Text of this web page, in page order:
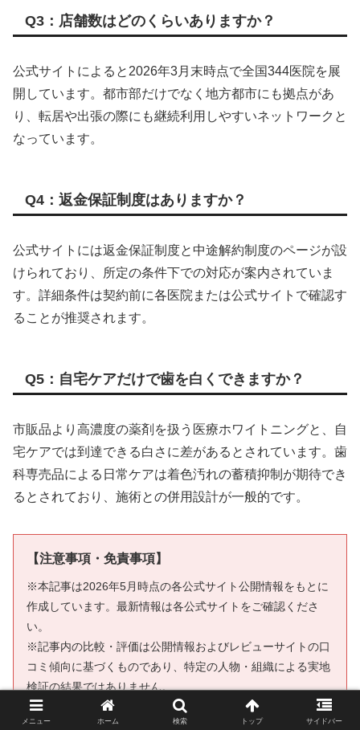
Q3：店舗数はどのくらいありますか？
公式サイトによると2026年3月末時点で全国344医院を展
開しています。都市部だけでなく地方都市にも拠点があ
り、転居や出張の際にも継続利用しやすいネットワークと
なっています。
Q4：返金保証制度はありますか？
公式サイトには返金保証制度と中途解約制度のページが設
けられており、所定の条件下での対応が案内されていま
す。詳細条件は契約前に各医院または公式サイトで確認す
ることが推奨されます。
Q5：自宅ケアだけで歯を白くできますか？
市販品より高濃度の薬剤を扱う医療ホワイトニングと、自
宅ケアでは到達できる白さに差があるとされています。歯
科専売品による日常ケアは着色汚れの蓄積抑制が期待でき
るとされており、施術との併用設計が一般的です。
【注意事項・免責事項】
※本記事は2026年5月時点の各公式サイト公開情報をもとに
作成しています。最新情報は各公式サイトをご確認くださ
い。
※記事内の比較・評価は公開情報およびレビューサイトの口
コミ傾向に基づくものであり、特定の人物・組織による実地
検証の結果ではありません。
※価格は記事作成時点のものであり、変動する場合がありま
す。
メニュー ホーム 検索 トップ サイドバー